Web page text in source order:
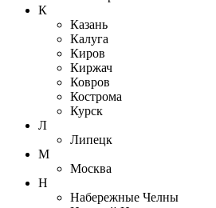
К
Казань
Калуга
Киров
Киржач
Ковров
Кострома
Курск
Л
Липецк
М
Москва
Н
Набережные Челны